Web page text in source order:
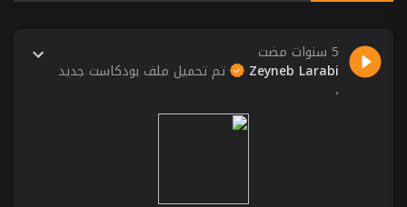
5 سنوات مضت
Zeyneb Larabi تم تحميل ملف بودكاست جديد
،